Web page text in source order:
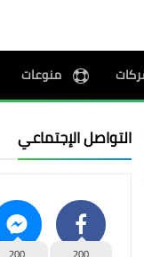
منوعات
التواصل الإجتماعي